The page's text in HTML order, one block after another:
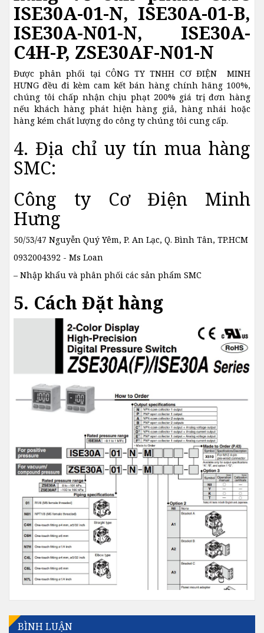
ISE30A-01-N, ISE30A-01-B,
ISE30A-N01-N, ISE30A-
C4H-P, ZSE30AF-N01-N
Được phân phối tại CÔNG TY TNHH CƠ ĐIỆN MINH
HƯNG đều đi kèm cam kết bán hàng chính hãng 100%,
chúng tôi chấp nhận chịu phạt 200% giá trị đơn hàng
nếu khách hàng phát hiện hàng giả, hàng nhái hoặc
hàng kém chất lượng do công ty chúng tôi cung cấp.
4. Địa chỉ uy tín mua hàng
SMC:
Công ty Cơ Điện Minh
Hưng
50/53/47 Nguyễn Quý Yêm, P. An Lạc, Q. Bình Tân, TP.HCM
0932004392 - Ms Loan
– Nhập khẩu và phân phối các sản phẩm SMC
5. Cách Đặt hàng
BÌNH LUẬN